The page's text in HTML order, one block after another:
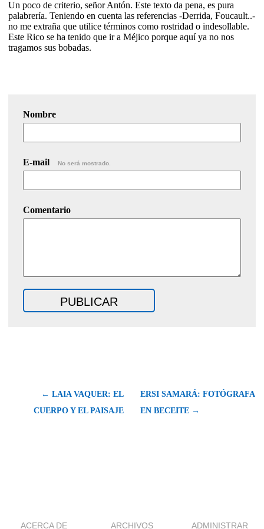
Un poco de criterio, señor Antón. Este texto da pena, es pura
palabrería. Teniendo en cuenta las referencias -Derrida, Foucault..-
no me extraña que utilice términos como rostridad o indesollable.
Este Rico se ha tenido que ir a Méjico porque aquí ya no nos
tragamos sus bobadas.
Nombre
E-mail No será mostrado.
Comentario
← LAIA VAQUER: EL
CUERPO Y EL PAISAJE
ERSI SAMARÁ: FOTÓGRAFA
EN BECEITE →
ACERCA DE ARCHIVOS ADMINISTRAR